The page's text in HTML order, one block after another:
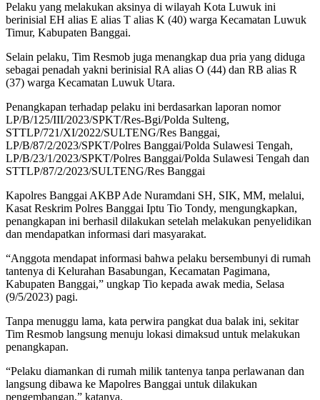
Pelaku yang melakukan aksinya di wilayah Kota Luwuk ini
berinisial EH alias E alias T alias K (40) warga Kecamatan Luwuk
Timur, Kabupaten Banggai.
Selain pelaku, Tim Resmob juga menangkap dua pria yang diduga
sebagai penadah yakni berinisial RA alias O (44) dan RB alias R
(37) warga Kecamatan Luwuk Utara.
Penangkapan terhadap pelaku ini berdasarkan laporan nomor
LP/B/125/III/2023/SPKT/Res-Bgi/Polda Sulteng,
STTLP/721/XI/2022/SULTENG/Res Banggai,
LP/B/87/2/2023/SPKT/Polres Banggai/Polda Sulawesi Tengah,
LP/B/23/1/2023/SPKT/Polres Banggai/Polda Sulawesi Tengah dan
STTLP/87/2/2023/SULTENG/Res Banggai
Kapolres Banggai AKBP Ade Nuramdani SH, SIK, MM, melalui,
Kasat Reskrim Polres Banggai Iptu Tio Tondy, mengungkapkan,
penangkapan ini berhasil dilakukan setelah melakukan penyelidikan
dan mendapatkan informasi dari masyarakat.
“Anggota mendapat informasi bahwa pelaku bersembunyi di rumah
tantenya di Kelurahan Basabungan, Kecamatan Pagimana,
Kabupaten Banggai,” ungkap Tio kepada awak media, Selasa
(9/5/2023) pagi.
Tanpa menuggu lama, kata perwira pangkat dua balak ini, sekitar
Tim Resmob langsung menuju lokasi dimaksud untuk melakukan
penangkapan.
“Pelaku diamankan di rumah milik tantenya tanpa perlawanan dan
langsung dibawa ke Mapolres Banggai untuk dilakukan
pengembangan,” katanya.